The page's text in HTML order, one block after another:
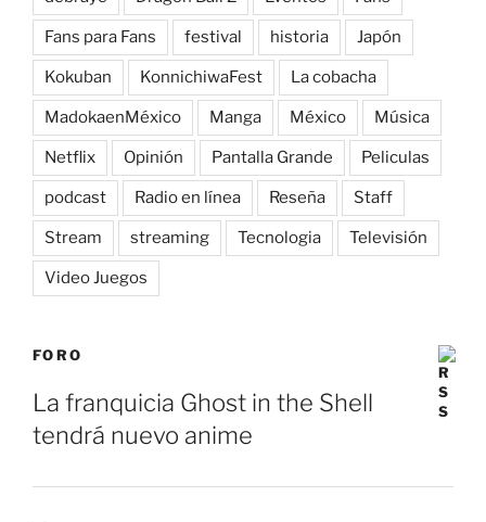
Fans para Fans festival historia Japón
Kokuban KonnichiwaFest La cobacha
MadokaenMéxico Manga México Música
Netflix Opinión Pantalla Grande Peliculas
podcast Radio en línea Reseña Staff
Stream streaming Tecnologia Televisión
Video Juegos
FORO
La franquicia Ghost in the Shell
tendrá nuevo anime